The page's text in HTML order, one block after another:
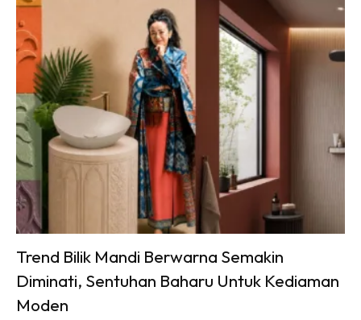
Bau makanan (yang dah bercampur
baur) dalam peti sejuk
Sebaik²nya masukkan arang ke dalam bekas supaya tak
mengganggu ruang penyimpanan. Kalau korang rajin, lap
peti sejuk dengan kain lembap yang dah dititiskan esen
vanila untuk bau yang segar
Bau busuk dari tong sampah
Letakkan bekas berisi arang berdekatan tong sampah
Trend Bilik Mandi Berwarna Semakin
Diminati, Sentuhan Baharu Untuk Kediaman
Moden